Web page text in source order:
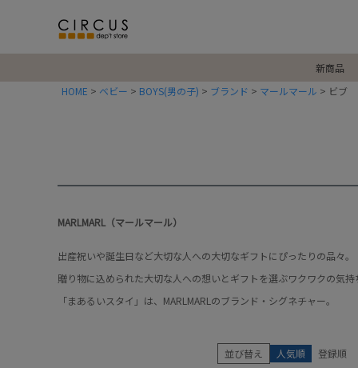
新商品
HOME
ベビー BOYS(男の子) ブランド マールマール ビブ
MARLMARL（マールマール）
出産祝いや誕生日など大切な人への大切なギフトにぴったりの品々。
贈り物に込められた大切な人への想いとギフトを選ぶワクワクの気
「まあるいスタイ」は、MARLMARLのブランド・シグネチャー。
並び替え 人気順 登録順